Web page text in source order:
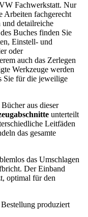
Fachwerkstatt. Nur
Arbeiten fachgerecht
und detailreiche
Buches finden Sie
Einstell- und
oder
auch das Zerlegen
Werkzeuge werden
Sie für die jeweilige
aus dieser
unterteilt
Leitfäden
das gesamte
das Umschlagen
Der Einband
optimal für den
produziert